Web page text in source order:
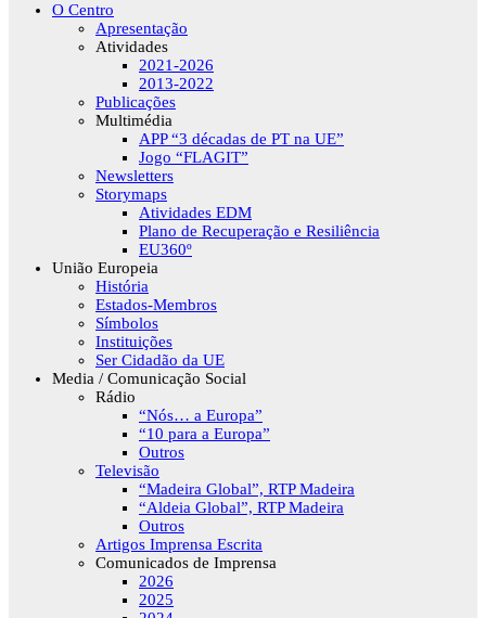
O Centro
Apresentação
Atividades
2021-2026
2013-2022
Publicações
Multimédia
APP “3 décadas de PT na UE”
Jogo “FLAGIT”
Newsletters
Storymaps
Atividades EDM
Plano de Recuperação e Resiliência
EU360º
União Europeia
História
Estados-Membros
Símbolos
Instituições
Ser Cidadão da UE
Media / Comunicação Social
Rádio
“Nós… a Europa”
“10 para a Europa”
Outros
Televisão
“Madeira Global”, RTP Madeira
“Aldeia Global”, RTP Madeira
Outros
Artigos Imprensa Escrita
Comunicados de Imprensa
2026
2025